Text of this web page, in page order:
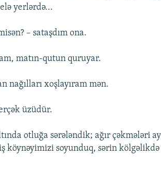
yerlərdə...
– sataşdım ona.
matın-qutun quruyar.
nağılları xoşlayıram mən.
üzüdür.
otluğa sərələndik; ağır çəkmələri
köynəyimizi soyunduq, sərin